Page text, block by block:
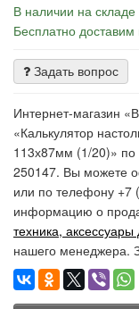
В наличии на
Бесплатно доставим
Задать вопрос
Интернет-магазин
«Калькулятор
113х87мм (1/20)» по
250147. Вы можете
или по телефону +7
информацию о
техника,
нашего менеджера.